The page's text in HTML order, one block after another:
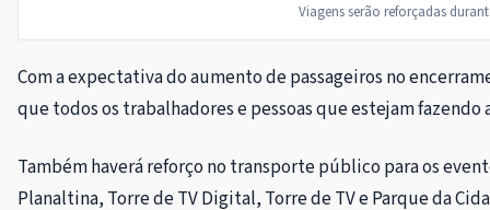
Viagens serão reforçadas
Com a expectativa do aumento de passageiros no
que todos os trabalhadores e pessoas que estejam
Também haverá reforço no transporte público para os
Planaltina, Torre de TV Digital, Torre de TV e Parque da